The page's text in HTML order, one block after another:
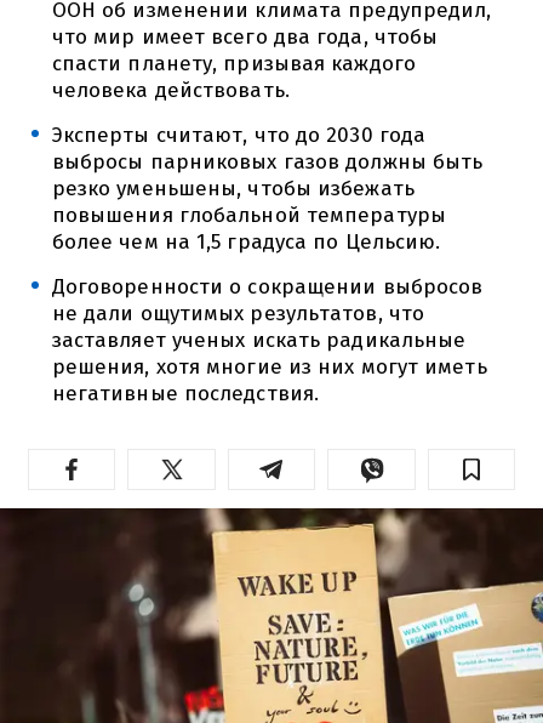
ООН об изменении климата предупредил,
что мир имеет всего два года, чтобы
спасти планету, призывая каждого
человека действовать.
Эксперты считают, что до 2030 года
выбросы парниковых газов должны быть
резко уменьшены, чтобы избежать
повышения глобальной температуры
более чем на 1,5 градуса по Цельсию.
Договоренности о сокращении выбросов
не дали ощутимых результатов, что
заставляет ученых искать радикальные
решения, хотя многие из них могут иметь
негативные последствия.